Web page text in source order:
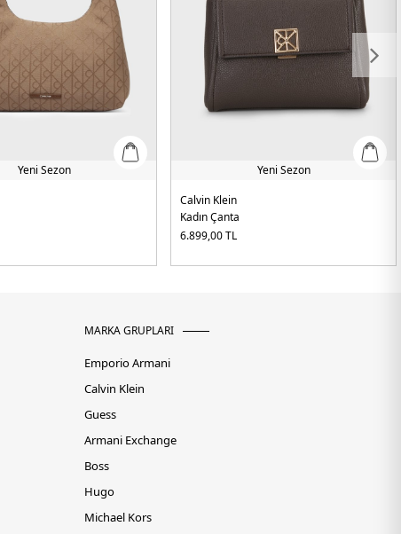
Yeni Sezon
Yeni Sezon
Calvin Klein
Kadın Çanta
6.899,00TL
MARKA GRUPLARI
Emporio Armani
Calvin Klein
Guess
Armani Exchange
Boss
Hugo
Michael Kors